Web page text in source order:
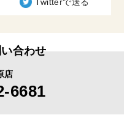
Twitterで送る
合わせ
店
6681